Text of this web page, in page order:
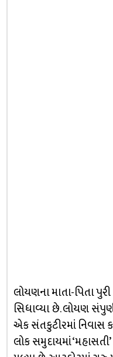
લોયણના માતા-પિતા
સિધાવ્યા છે. લોયણ
એક સંતકુટીરમાં નિવાસ
લોક સમુદાયમાં